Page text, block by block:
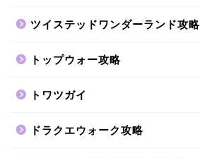
ツイステッドワンダーランド攻略
トップウォー攻略
トワツガイ
ドラクエウォーク攻略